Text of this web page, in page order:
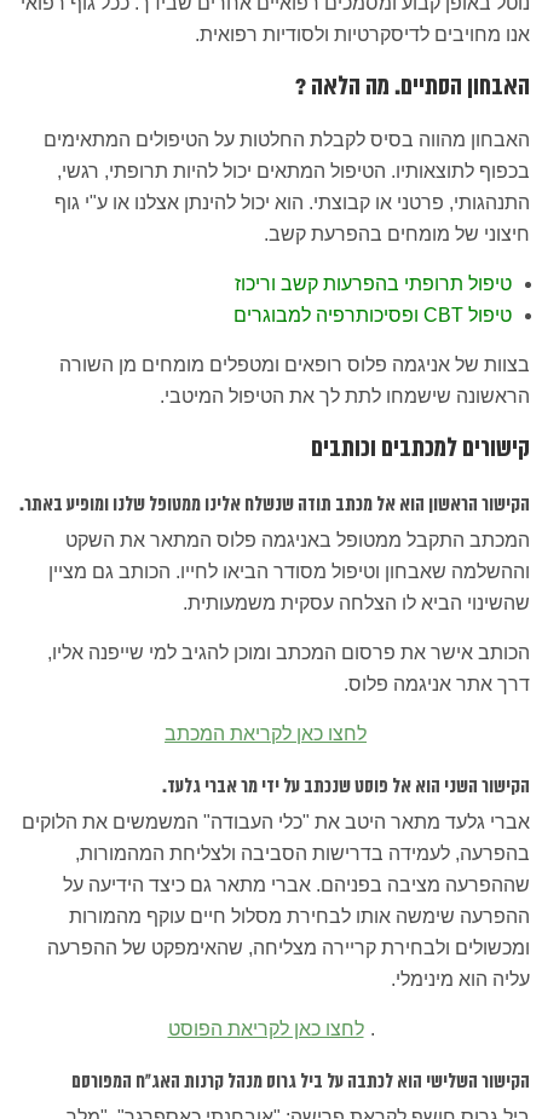
אנו מחויבים לדיסקרטיות ולסודיות רפואית.
האבחון הסתיים. מה הלאה ?
האבחון מהווה בסיס לקבלת החלטות על הטיפולים המתאימים
בכפוף לתוצאותיו. הטיפול המתאים יכול להיות תרופתי, רגשי,
התנהגותי, פרטני או קבוצתי. הוא יכול להינתן אצלנו או ע"י גוף
חיצוני של מומחים בהפרעת קשב.
טיפול תרופתי בהפרעות קשב וריכוז
טיפול CBT ופסיכותרפיה למבוגרים
בצוות של אניגמה פלוס רופאים ומטפלים מומחים מן השורה
הראשונה שישמחו לתת לך את הטיפול המיטבי.
קישורים למכתבים וכותבים
הקישור הראשון הוא אל מכתב תודה שנשלח אלינו ממטופל שלנו ומופיע באתר.
המכתב התקבל ממטופל באניגמה פלוס המתאר את השקט
וההשלמה שאבחון וטיפול מסודר הביאו לחייו. הכותב גם מציין
שהשינוי הביא לו הצלחה עסקית משמעותית.
הכותב אישר את פרסום המכתב ומוכן להגיב למי שייפנה אליו,
דרך אתר אניגמה פלוס.
לחצו כאן לקריאת המכתב
הקישור השני הוא אל פוסט שנכתב על ידי מר אברי גלעד.
אברי גלעד מתאר היטב את "כלי העבודה" המשמשים את הלוקים
בהפרעה, לעמידה בדרישות הסביבה ולצליחת המהמורות,
שההפרעה מציבה בפניהם. אברי מתאר גם כיצד הידיעה על
ההפרעה שימשה אותו לבחירת מסלול חיים עוקף מהמורות
ומכשולים ולבחירת קריירה מצליחה, שהאימפקט של ההפרעה
עליה הוא מינימלי.
. לחצו כאן לקריאת הפוסט
הקישור השלישי הוא לכתבה על ביל גרוס מנהל קרנות האג"ח המפורסם